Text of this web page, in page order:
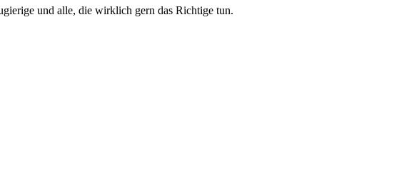
und alle, die wirklich gern das Richtige tun.